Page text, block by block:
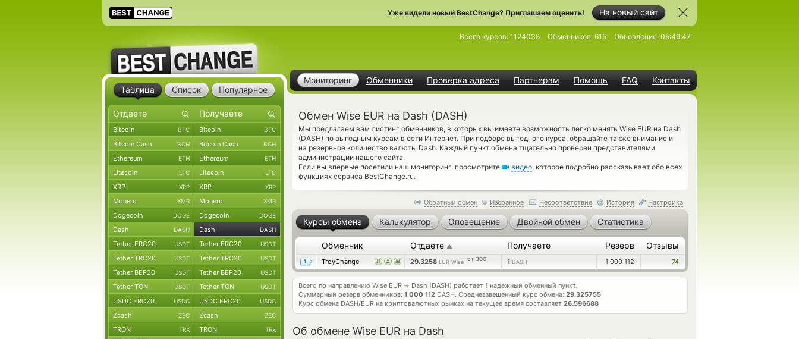
На новый сайт
Уже видели новый BestChange? Приглашаем оценить!
Мониторинг Обменники Проверка адреса Партнерам Помощь FAQ Контакты
Всего курсов: 1124035 Обменников: 615 Обновление: 05:49:47
Обмен Wise EUR на Dash (DASH)
Мы предлагаем вам листинг обменников, в которых вы имеете возможность легко менять Wise EUR на Dash
(DASH) по выгодным курсам в сети Интернет. При подборе выгодного курса, обращайте также внимание и
на резервное количество валюты Dash. Каждый пункт обмена тщательно проверен представителями
администрации нашего сайта.
Если вы впервые посетили наш мониторинг, просмотрите
видео, которое подробно рассказывает обо всех
функциях сервиса BestChange.ru.
Обратный обмен Избранное Несоответствие История Настройка
Курсы обмена Калькулятор Оповещение Двойной обмен Статистика
Обменник Отдаете ▲ Получаете Резерв Отзывы
TroyChange 29.3258 EUR Wise от 300 1 DASH 1 000 112 74
Всего по направлению Wise EUR → Dash (DASH) работает 1 надежный обменный пункт.
Суммарный резерв обменников: 1 000 112 DASH. Средневзвешенный курс обмена: 29.325755
Курс обмена DASH/EUR на криптовалютных рынках на текущее время составляет 26.596688
Об обмене Wise EUR на Dash
Таблица Список Популярное
Bitcoin BTC Bitcoin BTC
Bitcoin Cash BCH Bitcoin Cash BCH
Ethereum ETH Ethereum ETH
Litecoin LTC Litecoin LTC
XRP XRP XRP XRP
Monero XMR Monero XMR
Dogecoin DOGE Dogecoin DOGE
Dash DASH Dash DASH
Tether ERC20 USDT Tether ERC20 USDT
Tether TRC20 USDT Tether TRC20 USDT
Tether BEP20 USDT Tether BEP20 USDT
Tether TON USDT Tether TON USDT
USDC ERC20 USDC USDC ERC20 USDC
Zcash ZEC Zcash ZEC
TRON TRX TRON TRX